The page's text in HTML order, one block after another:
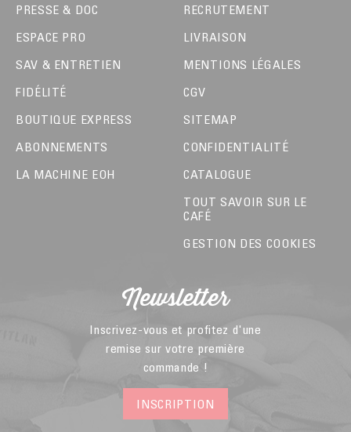
PRESSE & DOC
ESPACE PRO
SAV & ENTRETIEN
FIDÉLITÉ
BOUTIQUE EXPRESS
ABONNEMENTS
LA MACHINE EOH
RECRUTEMENT
LIVRAISON
MENTIONS LÉGALES
CGV
SITEMAP
CONFIDENTIALITÉ
CATALOGUE
TOUT SAVOIR SUR LE
CAFÉ
GESTION DES COOKIES
Newsletter
Inscrivez-vous et profitez d'une
remise sur votre première
commande !
INSCRIPTION